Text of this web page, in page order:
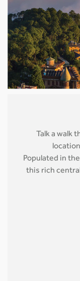
Talk a
Populated in
this rich